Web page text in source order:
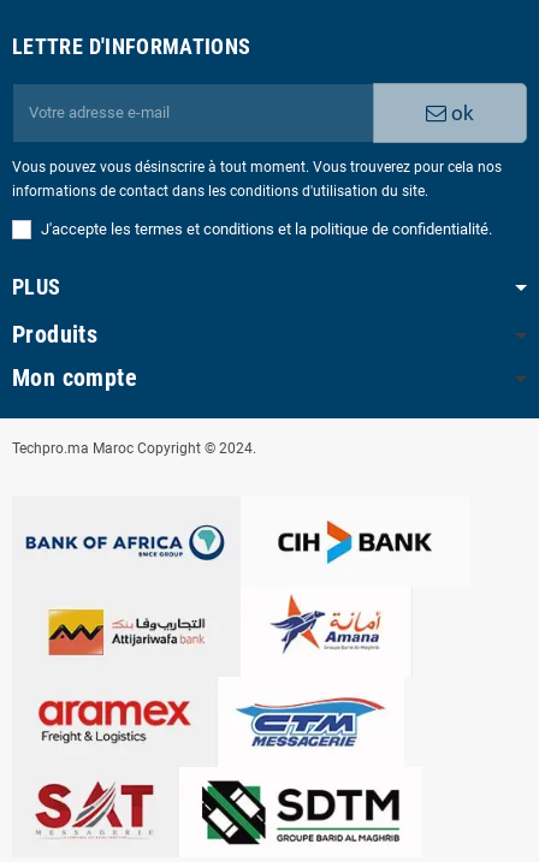
LETTRE D'INFORMATIONS
ok
Vous pouvez vous désinscrire à tout moment. Vous trouverez pour cela nos
informations de contact dans les conditions d'utilisation du site.
J'accepte les termes et conditions et la politique de confidentialité.
PLUS
Produits
Mon compte
Techpro.ma Maroc Copyright © 2024.